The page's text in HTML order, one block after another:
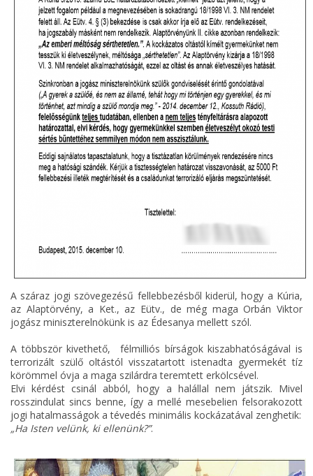
A száraz jogi szövegezésű fellebbezésből kiderül, hogy a Kúria,
az Alaptörvény, a Ket., az Eütv., de még maga Orbán Viktor
jogász miniszterelnökünk is az Édesanya mellett szól.
A többször kivethető, félmilliós bírságok kiszabhatóságával is
terrorizált szülő oltástól visszatartott istenadta gyermekét tíz
körömmel óvja a maga szilárdra teremtett erkölcsével.
Elvi kérdést csinál abból, hogy a halállal nem játszik. Mivel
rosszindulat sincs benne, így a mellé mesebelien felsorakozott
jogi hatalmasságok a tévedés minimális kockázatával zenghetik:
„Ha Isten velünk, ki ellenünk?”.